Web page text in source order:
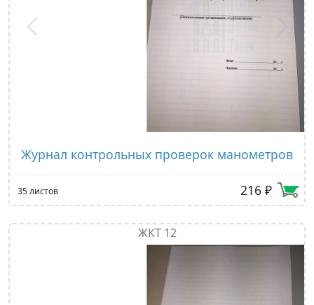
Предыдущий
Журнал контрольных проверок манометров
35 листов 216 ₽
ЖКТ 12